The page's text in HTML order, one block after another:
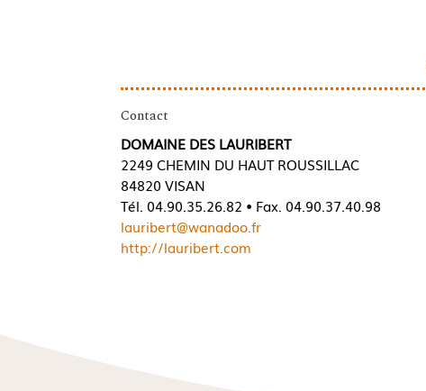
Contact
DOMAINE DES LAURIBERT
2249 CHEMIN DU HAUT ROUSSILLAC
84820 VISAN
Tél. 04.90.35.26.82 • Fax. 04.90.37.40.98
lauribert@wanadoo.fr
http://lauribert.com